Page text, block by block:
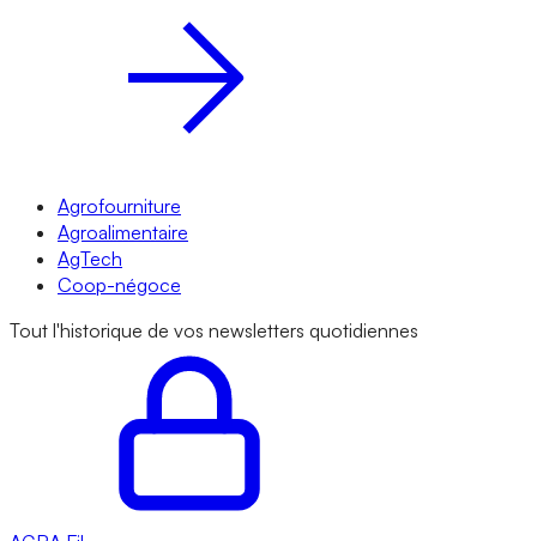
Agrofourniture
Agroalimentaire
AgTech
Coop-négoce
Tout l'historique de vos newsletters quotidiennes